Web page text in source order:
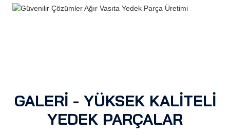
GALERİ - YÜKSEK KALİTELİ
YEDEK PARÇALAR